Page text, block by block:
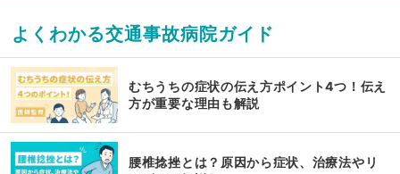
よくわかる交通事故病院ガイド
むちうちの症状の伝え方ポイント4つ！伝え
方が重要な理由も解説
腰椎捻挫とは？原因から症状、治療法やリ